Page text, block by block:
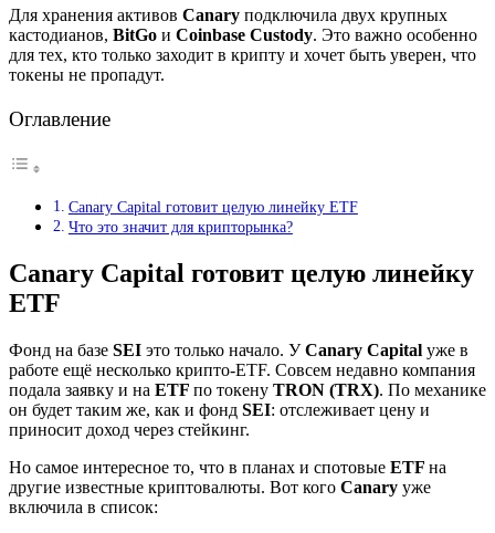
Для хранения активов Canary подключила двух крупных
кастодианов, BitGo и Coinbase Custody. Это важно особенно
для тех, кто только заходит в крипту и хочет быть уверен, что
токены не пропадут.
Оглавление
Canary Capital готовит целую линейку ETF
Что это значит для крипторынка?
Canary Capital готовит целую линейку
ETF
Фонд на базе SEI это только начало. УCanary Capital уже в
работе ещё несколько крипто-ETF. Совсем недавно компания
подала заявку и на ETF по токену TRON (TRX). По механике
он будет таким же, как и фонд SEI: отслеживает цену и
приносит доход через стейкинг.
Но самое интересное то, что в планах и спотовые ETF на
другие известные криптовалюты. Вот кого Canary уже
включила в список: